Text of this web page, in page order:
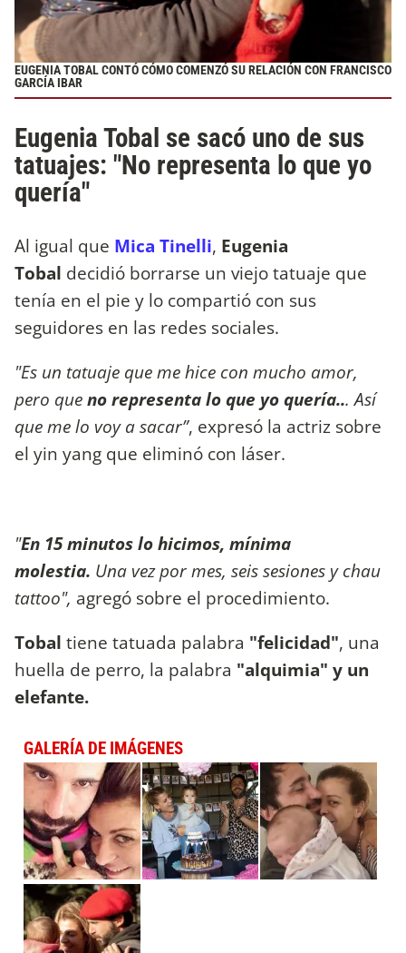
EUGENIA TOBAL CONTÓ CÓMO COMENZÓ SU RELACIÓN CON FRANCISCO
GARCÍA IBAR
Eugenia Tobal se sacó uno de sus
tatuajes: "No representa lo que yo
quería"
Al igual que Mica Tinelli, Eugenia
Tobal decidió borrarse un viejo tatuaje que
tenía en el pie y lo compartió con sus
seguidores en las redes sociales.
"Es un tatuaje que me hice con mucho amor,
pero queno representa lo que yo quería... Así
que me lo voy a sacar”, expresó la actriz sobre
el yin yang que eliminó con láser.
"En 15 minutos lo hicimos, mínima
molestia. Una vez por mes, seis sesiones y chau
tattoo", agregó sobre el procedimiento.
Tobal tiene tatuada palabra "felicidad", una
huella de perro, la palabra "alquimia" y un
elefante.
GALERÍA DE IMÁGENES